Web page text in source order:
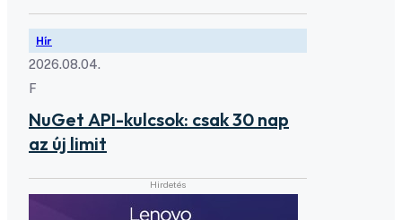
Hír
2026.08.04.
F
NuGet API-kulcsok: csak 30 nap
az új limit